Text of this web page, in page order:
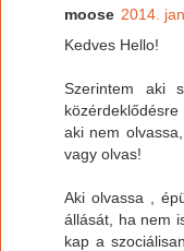
moose 2014.
Kedves Hello!
Szerintem aki
aki nem
vagy olvas!
Aki olvassa ,
állását, ha nem
kap a